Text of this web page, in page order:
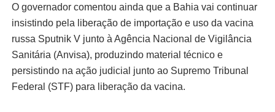
O governador comentou ainda que a Bahia vai continuar
insistindo pela liberação de importação e uso da vacina
russa Sputnik V junto à Agência Nacional de Vigilância
Sanitária (Anvisa), produzindo material técnico e
persistindo na ação judicial junto ao Supremo Tribunal
Federal (STF) para liberação da vacina.